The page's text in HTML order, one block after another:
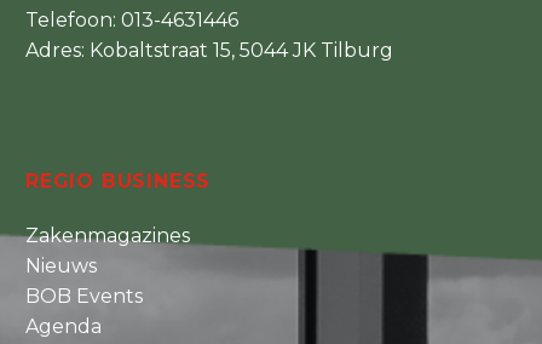
Telefoon: 013-4631446
Adres: Kobaltstraat 15, 5044 JK Tilburg
REGIO BUSINESS
Zakenmagazines
Nieuws
BOB Events
Agenda